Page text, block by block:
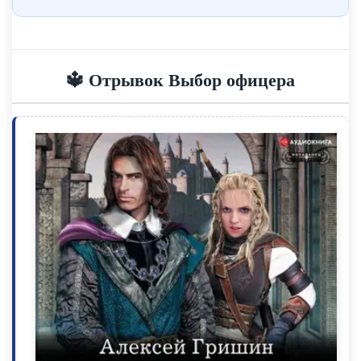
🔱 Отрывок Выбор офицера